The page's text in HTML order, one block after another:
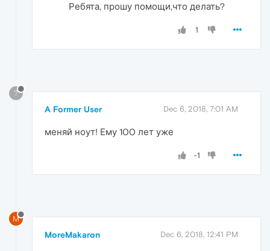
Ребята, прошу помощи,что делать?
1
?
A Former User Dec 6, 2018, 7:01 AM
меняй ноут! Ему 100 лет уже
-1
M
MoreMakaron Dec 6, 2018, 12:41 PM